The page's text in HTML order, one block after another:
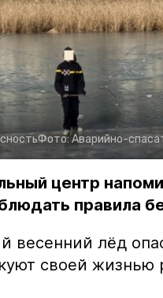
Фото:Аварийно-
центр
правила
весенний лёд
своей жизнью